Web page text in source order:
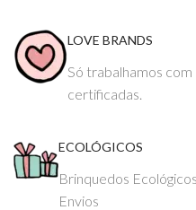
LOVE BRANDS
Só trabalhamos
certificadas.
ECOLÓGICOS
Brinquedos
Envios